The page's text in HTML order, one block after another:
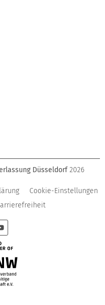
Düsseldorf 2026
Cookie-Einstellungen